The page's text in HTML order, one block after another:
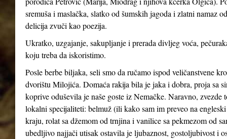
sremuša i maslačka, slatko od šumskih jagoda i zlatni namaz
delicija zvuči kao poezija.
Ukratko, uzgajanje, sakupljanje i prerada divljeg voća,
koju treba da iskoristimo.
Posle berbe biljaka, seli smo da ručamo ispod veličanstvene
dvorištu Milojića. Domaća rakija bila je jaka i dobra, proja sa
koprive oduševila je naše goste iz Nemačke. Naravno,
lokalni specijaliteti: belmuž (ili kako sam im preveo na
kraju, rolat sa džemom od trnjina i vanilice sa pekmezom od
ubedljivo najjači utisak ostavila je ljubaznost, gostoljubivost i